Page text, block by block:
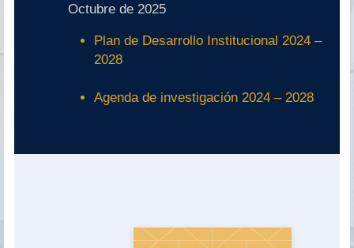
Octubre de 2025
Plan de Desarrollo Institucional 2024 –
2028
Agenda de investigación 2024 – 2028